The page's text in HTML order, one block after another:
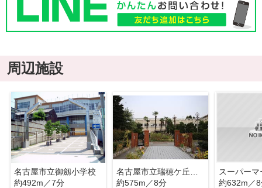
周辺施設
名古屋市立御劔小学校
約492m／7分
約575m／8分
約632m／